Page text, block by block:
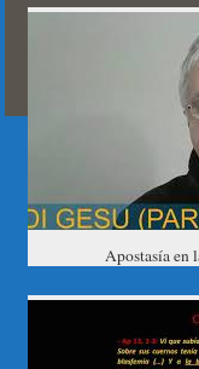
Apostasía en